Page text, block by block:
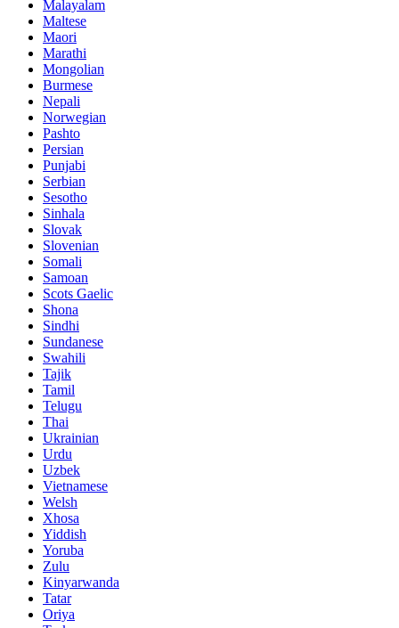
Malayalam
Maltese
Maori
Marathi
Mongolian
Burmese
Nepali
Norwegian
Pashto
Persian
Punjabi
Serbian
Sesotho
Sinhala
Slovak
Slovenian
Somali
Samoan
Scots Gaelic
Shona
Sindhi
Sundanese
Swahili
Tajik
Tamil
Telugu
Thai
Ukrainian
Urdu
Uzbek
Vietnamese
Welsh
Xhosa
Yiddish
Yoruba
Zulu
Kinyarwanda
Tatar
Oriya